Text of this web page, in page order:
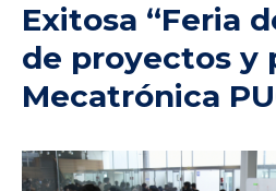
Exitosa “Feria
de proyectos y
Mecatrónica